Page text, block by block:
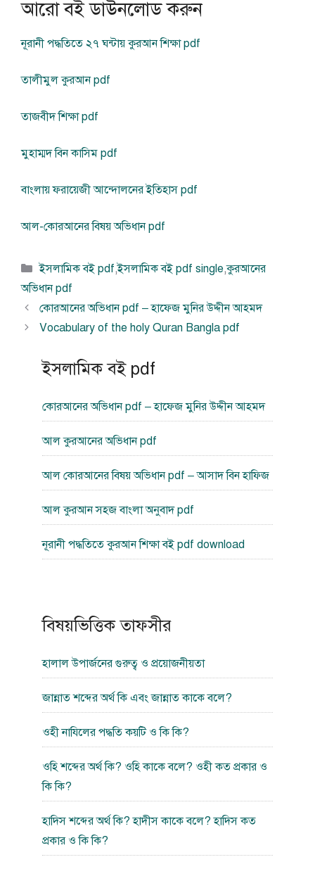
আরো বই ডাউনলোড করুন
নূরানী পদ্ধতিতে ২৭ ঘন্টায় কুরআন শিক্ষা pdf
তালীমুল কুরআন pdf
তাজবীদ শিক্ষা pdf
মুহাম্মদ বিন কাসিম pdf
বাংলায় ফরায়েজী আন্দোলনের ইতিহাস pdf
আল-কোরআনের বিষয় অভিধান pdf
বিভাগ
সমূহ
ইসলামিক বই pdf,ইসলামিক বই pdf single,কুরআনের
অভিধান pdf
কোরআনের অভিধান pdf – হাফেজ মুনির উদ্দীন আহমদ
Vocabulary of the holy Quran Bangla pdf
ইসলামিক বই pdf
কোরআনের অভিধান pdf – হাফেজ মুনির উদ্দীন আহমদ
আল কুরআনের অভিধান pdf
আল কোরআনের বিষয় অভিধান pdf – আসাদ বিন হাফিজ
আল কুরআন সহজ বাংলা অনুবাদ pdf
নূরানী পদ্ধতিতে কুরআন শিক্ষা বই pdf download
বিষয়ভিত্তিক তাফসীর
হালাল উপার্জনের গুরুত্ব ও প্রয়োজনীয়তা
জান্নাত শব্দের অর্থ কি এবং জান্নাত কাকে বলে?
ওহী নাযিলের পদ্ধতি কয়টি ও কি কি?
ওহি শব্দের অর্থ কি? ওহি কাকে বলে? ওহী কত প্রকার ও
কি কি?
হাদিস শব্দের অর্থ কি? হাদীস কাকে বলে? হাদিস কত
প্রকার ও কি কি?